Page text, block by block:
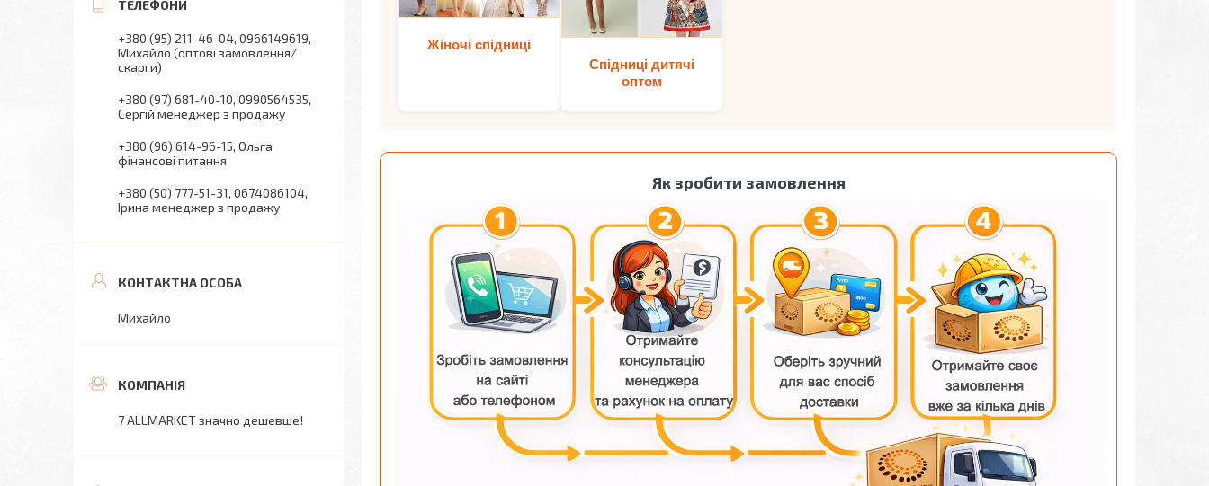
Жіночі спідниці
Спідниці дитячі
оптом
Як зробити замовлення
+380 (95) 211-46-04 0966149619
Михайло (оптові замовлення/
скарги)
+380 (97) 681-40-10 0990564535
Сергій менеджер з продажу
+380 (96) 614-96-15 Ольга
фінансові питання
+380 (50) 777-51-31 0674086104
Ірина менеджер з продажу
Михайло
7 ALLMARKET значно дешевше!